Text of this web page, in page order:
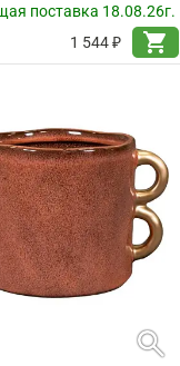
поставка 18.08.26г.
1 544 ₽
shopping_cart
search